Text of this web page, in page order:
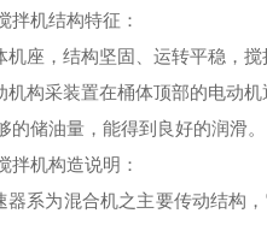
拌机结构特征：
机座，结构坚固、运转平稳，
机构采装置在桶体顶部的电动
的储油量，能得到良好的润滑。
拌机构造说明：
器系为混合机之主要传动结构